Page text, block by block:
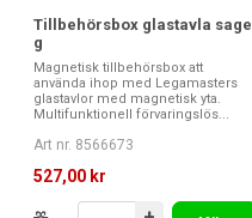
Tillbehörsbox glastavla sage
g
Magnetisk tillbehörsbox att
använda ihop med Legamasters
glastavlor med magnetisk yta.
Multifunktionell förvaringslös...
Art nr. 8566673
527,00 kr